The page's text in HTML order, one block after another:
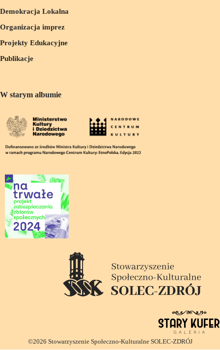
Demokracja Lokalna
Organizacja imprez
Projekty Edukacyjne
Publikacje
W starym albumie
©2026 Stowarzyszenie Społeczno-Kulturalne SOLEC-ZDRÓJ